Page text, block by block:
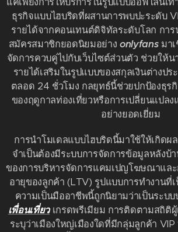
ธุรกิจแบบไฮบริดที่ผสานการพบปะระดับ
รายได้จากคอนเทนต์ดิจิทัลระดับโลก กา
สมัครสมาชิกยอดนิยมอย่าง onlyfansมาเ
จัดการควบคู่ไปกับเว็บไซต์ส่วนตัว ช่วยให้น
รายได้เสริมในรูปแบบของสกุลเงินต่างปร
ตลอด 24 ชั่วโมง กลยุทธ์นี้ช่วยปกป้องธุร
ของฤดูกาลท่องเที่ยวหรือการเปลี่ยนแปลง
อย่างยอดเยี่ยม
การนำโมเดลแบบไฮบริดนี้มาใช้ให้เกิดผ
จำเป็นต้องมีระบบการจัดการข้อมูลหลังบ้
ของการบริหารจัดการแคมเปญโฆษณาแล
อายุของลูกค้า (LTV) รูปแบบการทำงานที่
ความเป็นมืออาชีพนี้ถูกนิยามว่าเป็นระบบ
เพื่อนเที่ยวเกรดพรีเมียม การติดตามสถิติผู้
ระบุว่าเมืองใหญ่เมืองใดที่มีกลุ่มลูกค้า